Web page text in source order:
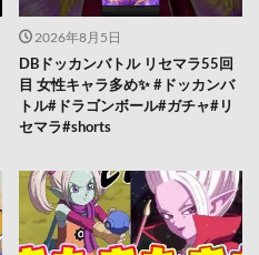
2026年8月5日
DBドッカンバトル リセマラ55回
目 女性キャラ多め✨️ #ドッカンバ
トル#ドラゴンボール#ガチャ#リ
セマラ#shorts